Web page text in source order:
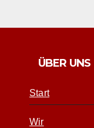
ÜBER UNS
Start
Wir